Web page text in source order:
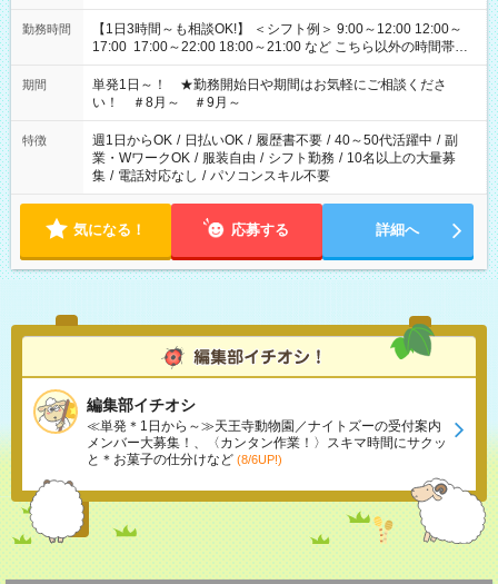
勤務時間
【1日3時間～も相談OK!】 ＜シフト例＞ 9:00～12:00 12:00～
17:00 17:00～22:00 18:00～21:00 など こちら以外の時間帯も
お気軽にご相談ください！
期間
単発1日～！ ★勤務開始日や期間はお気軽にご相談くださ
い！ ＃8月～ ＃9月～
特徴 週1日からOK / 日払いOK / 履歴書不要 / 40～50代活躍中 / 副
業・WワークOK / 服装自由 / シフト勤務 / 10名以上の大量募
集 / 電話対応なし / パソコンスキル不要
気になる！ 応募する 詳細へ
編集部イチオシ
≪単発＊1日から～≫天王寺動物園／ナイトズーの受付案内
メンバー大募集！、〈カンタン作業！〉スキマ時間にサクッ
と＊お菓子の仕分けなど (8/6UP!)